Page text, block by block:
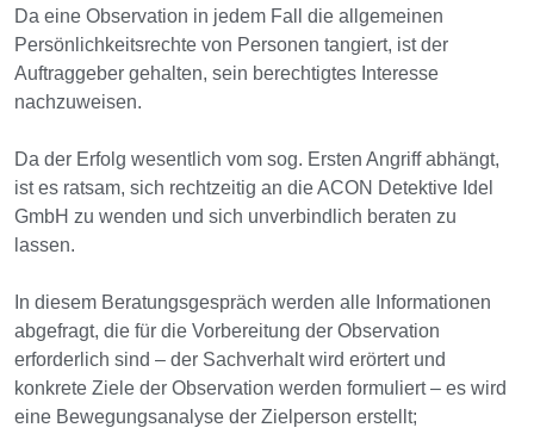
Da eine Observation in jedem Fall die allgemeinen
Persönlichkeitsrechte von Personen tangiert, ist der
Auftraggeber gehalten, sein berechtigtes Interesse
nachzuweisen.
Da der Erfolg wesentlich vom sog. Ersten Angriff abhängt,
ist es ratsam, sich rechtzeitig an die ACON Detektive Idel
GmbH zu wenden und sich unverbindlich beraten zu
lassen.
In diesem Beratungsgespräch werden alle Informationen
abgefragt, die für die Vorbereitung der Observation
erforderlich sind – der Sachverhalt wird erörtert und
konkrete Ziele der Observation werden formuliert – es wird
eine Bewegungsanalyse der Zielperson erstellt;